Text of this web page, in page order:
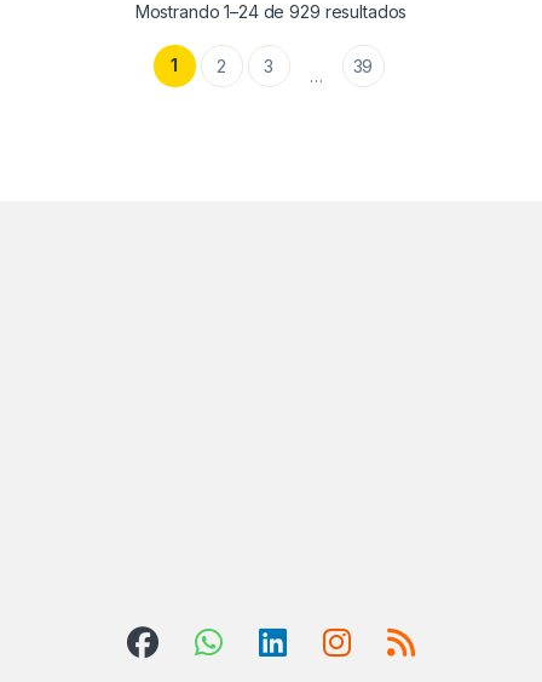
Mostrando 1–24 de 929 resultados
1 2 3 … 39